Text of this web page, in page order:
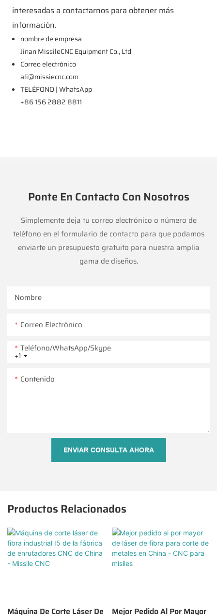
interesadas a contactarnos para obtener más
información.
nombre de empresa
Jinan MissileCNC Equipment Co., Ltd
Correo electrónico
ali@missiecnc.com
TELÉFONO | WhatsApp
+86 156 2882 8811
Ponte En Contacto Con Nosotros
Simplemente deja tu correo electrónico o número de
teléfono en el formulario de contacto para que podamos
enviarte un presupuesto gratuito para nuestra amplia
gama de diseños.
Nombre
Correo Electrónico
+1
Teléfono/WhatsApp/Skype
Contenido
ENVIAR CONSULTA AHORA
Productos Relacionados
Máquina De Corte Láser De Mejor Pedido Al Por Mayor